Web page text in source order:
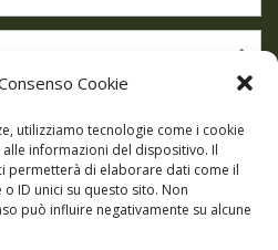
Cookie
utilizziamo tecnologie come i cookie
informazioni del dispositivo. Il
permetterà di elaborare dati come il
ID unici su questo sito. Non
può influire negativamente su alcune